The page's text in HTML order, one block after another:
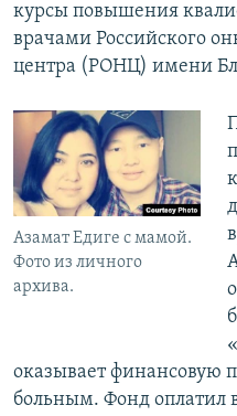
курсы повышения
врачами Российского
центра (РОНЦ) имени
Азамат Едиге с мамой.
Фото из личного
архива.
оказывает финансовую
больным. Фонд оплатил